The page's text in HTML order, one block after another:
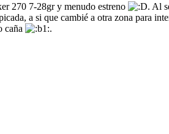
270 7-28gr y menudo estreno
. Al
a si que cambié a otra zona para
caña
.